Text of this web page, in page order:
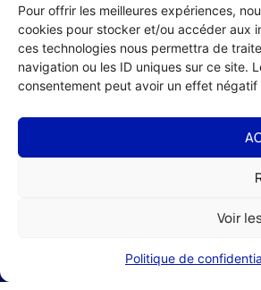
Pour offrir les meilleures expériences,
cookies pour stocker et/ou accéder aux
ces technologies nous permettra de
navigation ou les ID uniques sur ce site.
consentement peut avoir un effet
Voir
Politique de
56000
02
47
74
Conseil
Nos partenaires locaux
Contact &